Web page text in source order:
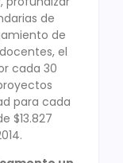
de
de
el
cada 30
para cada
$13.827